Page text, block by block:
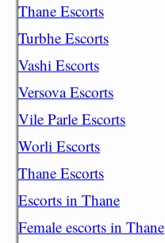
Thane Escorts
Turbhe Escorts
Vashi Escorts
Versova Escorts
Vile Parle Escorts
Worli Escorts
Thane Escorts
Escorts in Thane
Female escorts in Thane